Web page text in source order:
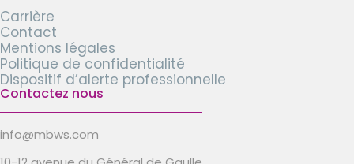
Carrière
Contact
Mentions légales
Politique de confidentialité
Dispositif d’alerte professionnelle
Contactez nous
info@mbws.com